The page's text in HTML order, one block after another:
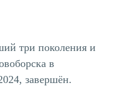
три поколения и
в
завершён.